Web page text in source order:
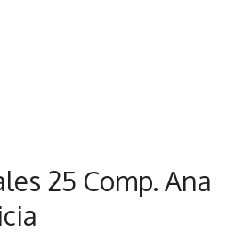
25 Comp. Ana